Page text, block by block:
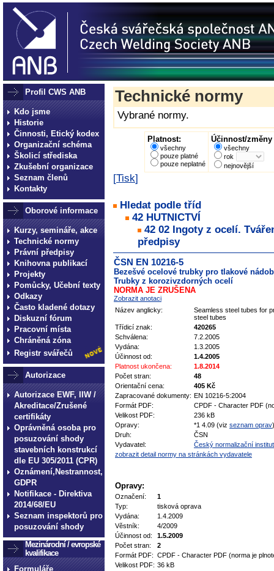
Profil CWS ANB
Kdo jsme
Historie
Činnosti, Etický kodex
Organizační schéma
Školicí střediska
Zkušební organizace
Seznam členů
Kontakty
Oborové informace
Kurzy, semináře, akce
Technické normy
Právní předpisy
Knihovna publikací
Projekty
Pomůcky, Učební texty
Odkazy
Často kladené dotazy
Diskuzní fórum
Pracovní místa
Chráněná zóna
Registr svářečů
Autorizace
Autorizace EWF, IIW /
Akreditace/Zrušené
certifikáty
Oprávněná osoba pro
posuzování shody
stavebních konstrukcí
dle EU 305/2011 (CPR)
Oznámení,Nestrannost,
GDPR
Notifikace - Direktiva
2014/68/EU
Seznam inspektorů pro
posuzování shody
Mezinárodní / evropské
kvalifikace
Formuláře
Technické normy
Vybrané normy.
Platnost:
všechny
pouze platné
pouze neplatné
Účinnost/změny
všechny
rok
nejnovější
[Tisk]
Hledat podle tříd
42 HUTNICTVÍ
42 02 Ingoty z ocelí.
předpisy
ČSN EN 10216-5
Bezešvé ocelové trubky pro tlakové
Trubky z korozivzdorných ocelí
NORMA JE ZRUŠENA
Zobrazit anotaci
Název anglicky:
Seamless steel tubes for
steel tubes
Třídicí znak:
420265
Schválena:
7.2.2005
Vydána:
1.3.2005
Účinnost od:
1.4.2005
Platnost ukončena:
1.8.2014
Počet stran:
48
Orientační cena:
405 Kč
Zapracované dokumenty: EN 10216-5:2004
Formát PDF:
CPDF - Character PDF
Velikost PDF:
236 kB
Opravy:
*1 4.09 (viz seznam oprav)
Druh:
ČSN
Vydavatel:
Český normalizační institut
zobrazit detail normy na stránkách vydavatele
Opravy:
Označení:
1
Typ:
tisková oprava
Vydána:
1.4.2009
Věstník:
4/2009
Účinnost od:
1.5.2009
Počet stran:
2
Formát PDF: CPDF - Character PDF (norma je
Velikost PDF: 36 kB